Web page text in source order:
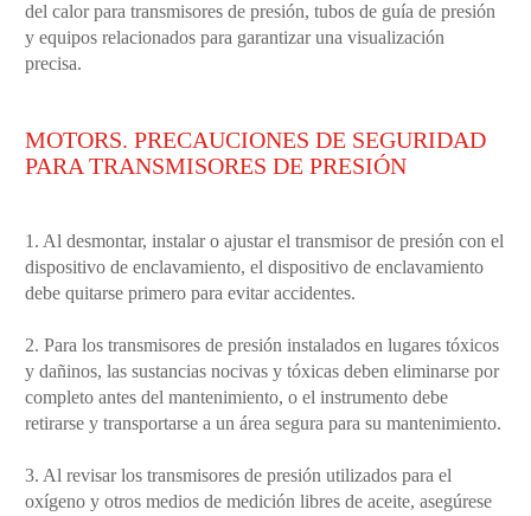
del calor para transmisores de presión, tubos de guía de presión
y equipos relacionados para garantizar una visualización
precisa.
MOTORS. PRECAUCIONES DE SEGURIDAD
PARA TRANSMISORES DE PRESIÓN
1. Al desmontar, instalar o ajustar el transmisor de presión con el
dispositivo de enclavamiento, el dispositivo de enclavamiento
debe quitarse primero para evitar accidentes.
2. Para los transmisores de presión instalados en lugares tóxicos
y dañinos, las sustancias nocivas y tóxicas deben eliminarse por
completo antes del mantenimiento, o el instrumento debe
retirarse y transportarse a un área segura para su mantenimiento.
3. Al revisar los transmisores de presión utilizados para el
oxígeno y otros medios de medición libres de aceite, asegúrese